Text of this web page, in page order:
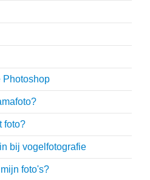
Photoshop
foto?
bij vogelfotografie
foto's?